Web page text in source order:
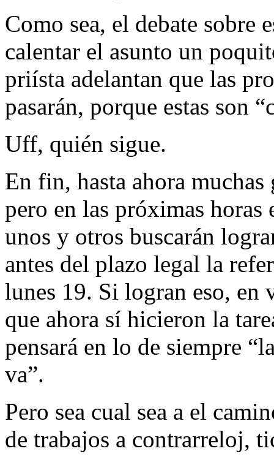
Como sea, el debate sobre
calentar el asunto un
priísta adelantan que las
pasarán, porque estas son
Uff, quién sigue.
En fin, hasta ahora
pero en las próximas
unos y otros buscarán
antes del plazo legal la
lunes 19. Si logran eso, en
que ahora sí hicieron la
pensará en lo de siempre
va”.
Pero sea cual sea a el
de trabajos a contrarreloj,